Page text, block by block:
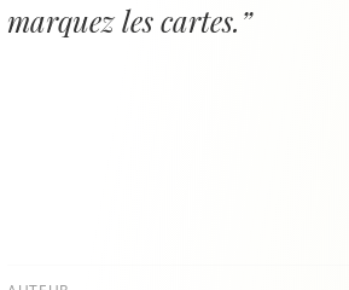
marquez les cartes.”